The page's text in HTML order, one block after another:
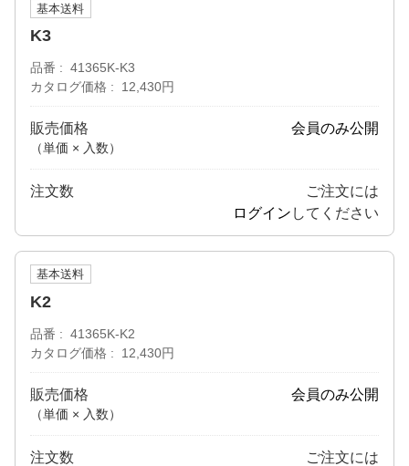
基本送料
K3
品番
41365K-K3
カタログ価格
12,430円
販売価格
（単価 × 入数）
会員のみ公開
注文数
ご注文には
ログイン してください
基本送料
K2
品番
41365K-K2
カタログ価格
12,430円
販売価格
（単価 × 入数）
会員のみ公開
注文数
ご注文には